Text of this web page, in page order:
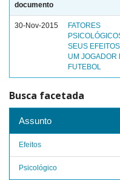
documento
30-Nov-2015
FATORES
SEUS
UM JOGADOR
FUTEBOL
Busca facetada
Assunto
Efeitos
Psicológico